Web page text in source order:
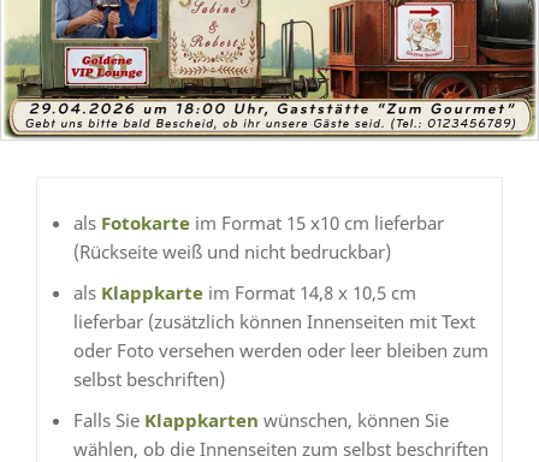
als Fotokarte im Format 15 x10 cm lieferbar
(Rückseite weiß und nicht bedruckbar)
als Klappkarte im Format 14,8 x 10,5 cm
lieferbar (zusätzlich können Innenseiten mit Text
oder Foto versehen werden oder leer bleiben zum
selbst beschriften)
Falls Sie Klappkarten wünschen, können Sie
wählen, ob die Innenseiten zum selbst beschriften